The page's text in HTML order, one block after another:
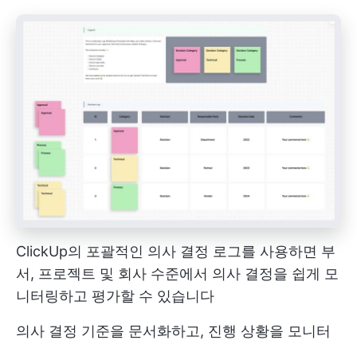
ClickUp의 포괄적인 의사 결정 로그를 사용하면 부
서, 프로젝트 및 회사 수준에서 의사 결정을 쉽게 모
니터링하고 평가할 수 있습니다
의사 결정 기준을 문서화하고, 진행 상황을 모니터